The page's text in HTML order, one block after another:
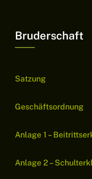
Bruderschaft
Satzung
Geschäftsordnung
Anlage 1 –
Anlage 2 –